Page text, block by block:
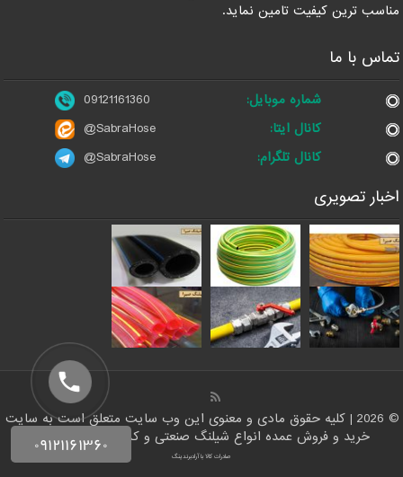
مناسب ترین کیفیت تامین نماید.
تماس با ما
شماره موبایل:
09121161360
کانال ایتا:
@SabraHose
کانال تلگرام:
@SabraHose
اخبار تصویری
© 2026 | کلیه حقوق مادی و معنوی این وب سایت متعلق است به سایت
خرید و فروش عمده انواع شیلنگ صنعتی و کشاورزی | شلنگ ها
صادرات کالا با آرادبرندینگ